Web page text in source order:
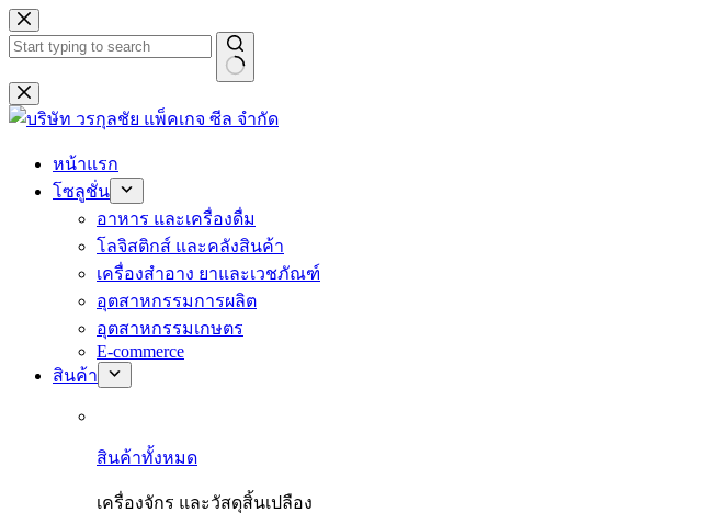
Skip
to
content
No
results
หน้าแรก
โซลูชั่น
อาหาร และเครื่องดื่ม
โลจิสติกส์ และคลังสินค้า
เครื่องสำอาง ยาและเวชภัณฑ์
อุตสาหกรรมการผลิต
อุตสาหกรรมเกษตร
E-commerce
สินค้า
สินค้าทั้งหมด
เครื่องจักร และวัสดุสิ้นเปลือง